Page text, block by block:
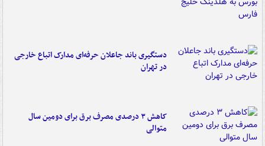
دستگیری باند جاعلان حرفه‌ای مدارک اتباع خارجی
در تهران
کاهش ۳ درصدی مصرف برق برای دومین سال
متوالی